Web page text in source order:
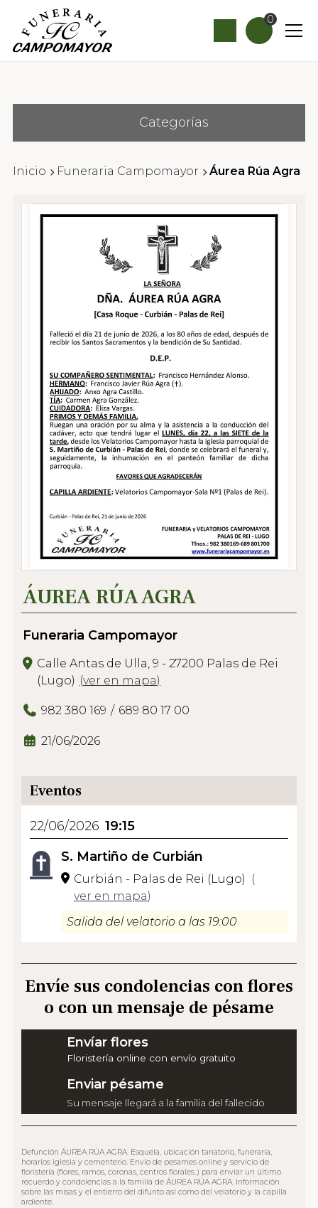
0
Categorías
Inicio Funeraria Campomayor Áurea Rúa Agra
ÁUREA RÚA AGRA
Funeraria Campomayor
Calle Antas de Ulla, 9 - 27200 Palas de Rei
(Lugo) (ver en mapa)
982 380 169 689 80 17 00
21/06/2026
Eventos
22/06/2026 19:15
S. Martiño de Curbián
Curbián - Palas de Rei (Lugo)
(
ver en mapa)
Salida del velatorio a las 19:00
Envíe sus condolencias con flores
o con un mensaje de pésame
Envíar flores
Floristería online con envío gratuito
Enviar pésame
Su mensaje llegará a la familia del fallecido
Defunción ÁUREA RÚA AGRA. Esquela, ubicación tanatorio, funeraria,
horarios iglesia y cementerio. Envío de pesames online y servicio de
floristería (flores, ramos, coronas, centros florales..) para enviar un último
recuerdo y condolencias a la familia de ÁUREA RÚA AGRA. Información
sobre las misas y el entierro del difunto así como del velatorio y la capilla
ardiente.